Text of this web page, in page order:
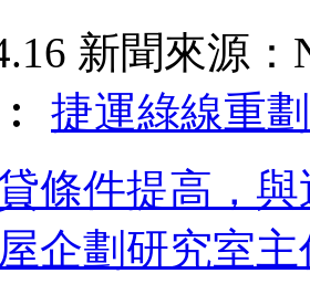
新聞來源：
捷運綠線重
條件提高，
企劃研究室